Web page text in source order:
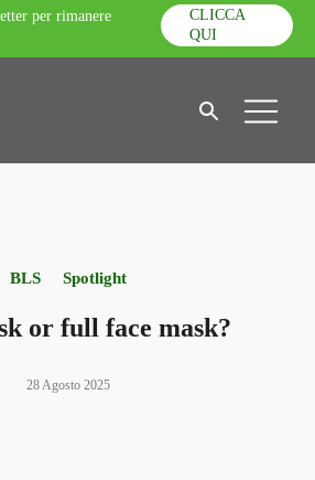
per rimanere
CLICCA
QUI
BLS Spotlight
or full face mask?
28 Agosto 2025